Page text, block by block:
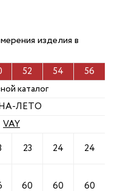
изделия в
52 54
56
каталог
ЛЕТО
VAY
23 24 24
60 60 60